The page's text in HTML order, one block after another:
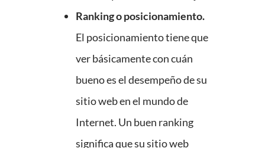
Ranking o posicionamiento.
El posicionamiento tiene que
ver básicamente con cuán
bueno es el desempeño de su
sitio web en el mundo de
Internet. Un buen ranking
significa que su sitio web